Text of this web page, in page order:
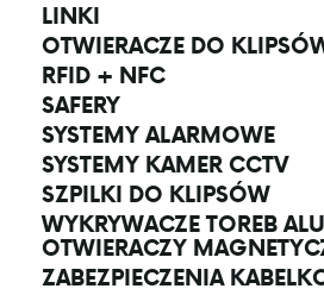
LINKI
OTWIERACZE DO
RFID + NFC
SAFERY
SYSTEMY ALARMOWE
SYSTEMY KAMER CCTV
SZPILKI DO KLIPSÓW
WYKRYWACZE TOREB
OTWIERACZY
ZABEZPIECZENIA